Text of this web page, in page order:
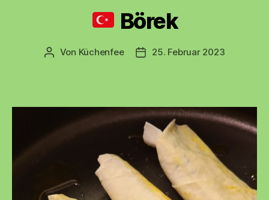
Börek
Beitragsautor
Von Küchenfee Beitragsdatum
25. Februar 2023